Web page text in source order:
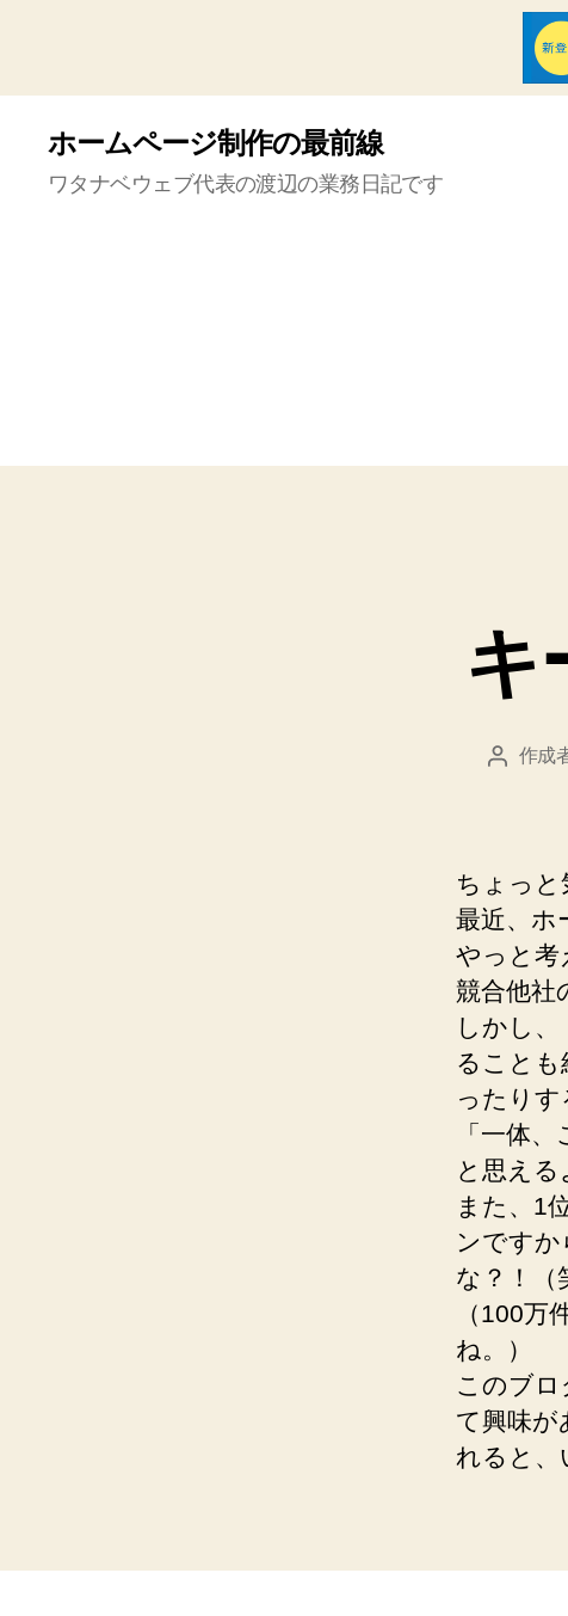
ホームページ制作の最前線
ワタナベウェブ代表の渡辺の業務日記です
キ
投 作成
ちょっと
最近、ホ
やっと考
競合他社
しかし
ることも
ったりす
「一体
と思える
また、1
ンです
な？！（
（100
ね。）
このブロ
て興味が
れると、